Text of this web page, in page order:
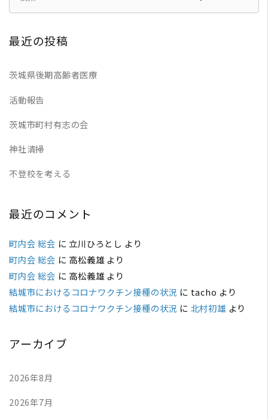
最近の投稿
茨城県後期高齢者医療
活動報告
茨城市町村有志の会
神社清掃
不登校を考える
最近のコメント
町内会 総会 に 立川ひろとし より
町内会 総会 に 高松義雄より
町内会 総会 に 高松義雄より
結城市におけるコロナワクチン接種の状況 に tacho より
結城市におけるコロナワクチン接種の状況 に 北村初雄より
アーカイブ
2026年8月
2026年7月